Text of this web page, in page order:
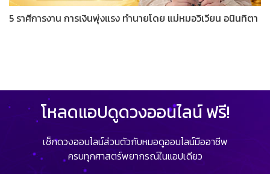
5 ราศีการงาน การเงินพุ่งแรง ทำนายโดย แม่หมอวิเวียน อนินทิตา
โหลดแอปดูดวงออนไลน์ ฟรี!
เช็กดวงออนไลน์ส่วนตัวกับหมอดูออนไลน์มืออาชีพ
ครบทุกศาสตร์พยากรณ์ในแอปเดียว